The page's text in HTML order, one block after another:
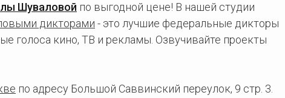
Шуваловой по выгодной цене! В нашей студии
дикторами - это лучшие федеральные дикторы
голоса кино, ТВ и рекламы. Озвучивайте проекты
по адресу Большой Саввинский переулок, 9 стр. 3.